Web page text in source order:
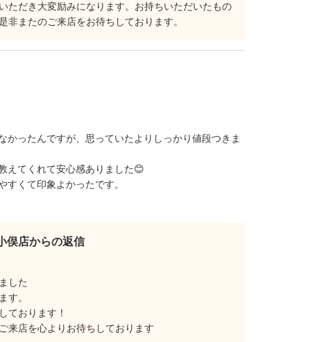
ただき大変励みになります。お持ちいただいたもの
またのご来店をお待ちしております。
ったんですが、思っていたよりしっかり値段つきま
えてくれて安心感ありました😊
くて印象よかったです。
俣店からの返信
した
す。
ております！
来店を心よりお待ちしております